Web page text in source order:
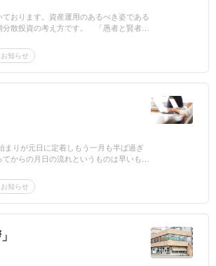
おります。資産運用のあるべき姿である
散投資の考え方です。 「愚者と賢者の
お知らせ
まりが元日に定着しもう一月も半ば過ぎ
からの月日の流れというものは早いもの
お知らせ